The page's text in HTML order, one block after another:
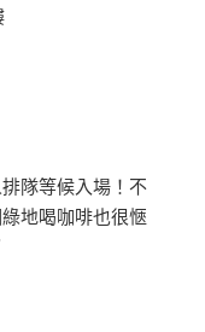
隊等候入場！不
地喝咖啡也很愜